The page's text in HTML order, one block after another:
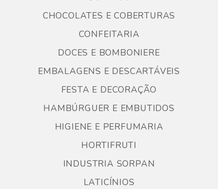
CHOCOLATES E COBERTURAS
CONFEITARIA
DOCES E BOMBONIERE
EMBALAGENS E DESCARTÁVEIS
FESTA E DECORAÇÃO
HAMBÚRGUER E EMBUTIDOS
HIGIENE E PERFUMARIA
HORTIFRUTI
INDUSTRIA SORPAN
LATICÍNIOS